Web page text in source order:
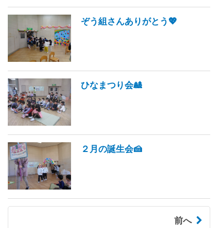
ぞう組さんありがとう💖
ひなまつり会🎎
２月の誕生会🍰
前へ